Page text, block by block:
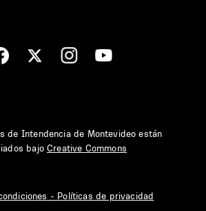
de Intendencia de Montevideo están
bajoCreative Commons
- Políticas de privacidad